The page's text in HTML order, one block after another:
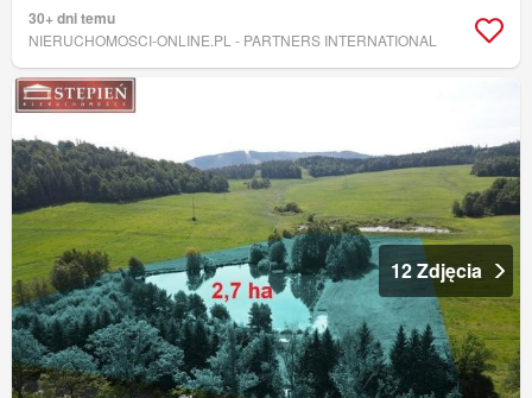
30+ dni temu
NIERUCHOMOSCI-ONLINE.PL - PARTNERS INTERNATIONAL
12 Zdjęcia